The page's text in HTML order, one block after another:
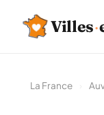
Villes·
La France